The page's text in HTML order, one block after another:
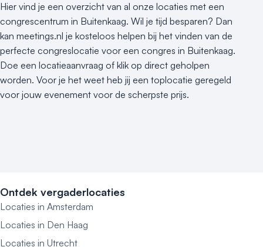
Hier vind je een overzicht van al onze locaties met een
congrescentrum in Buitenkaag. Wil je tijd besparen? Dan
kan meetings.nl je kosteloos helpen bij het vinden van de
perfecte congreslocatie voor een congres in Buitenkaag.
Doe een locatieaanvraag of klik op direct geholpen
worden. Voor je het weet heb jij een toplocatie geregeld
voor jouw evenement voor de scherpste prijs.
Ontdek vergaderlocaties
Locaties in Amsterdam
Locaties in Den Haag
Locaties in Utrecht